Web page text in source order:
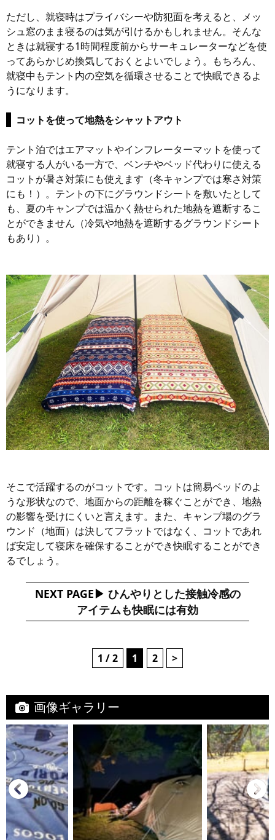
ただし、就寝時はプライバシーや防犯面を考えると、メッ
シュ窓のまま寝るのは気が引けるかもしれません。そんな
ときは就寝する1時間程度前からサーキュレーターなどを使
ってあらかじめ換気しておくとよいでしょう。もちろん、
就寝中もテント内の空気を循環させることで快眠できるよ
うになります。
コットを使って地熱をシャットアウト
テント泊ではエアマットやインフレーターマットを使って
就寝する人がいる一方で、ベンチやベッド代わりに使える
コットが暑さ対策にも使えます（冬キャンプでは寒さ対策
にも！）。テントの下にグラウンドシートを敷いたとして
も、夏のキャンプでは温かく熱せられた地熱を遮断するこ
とができません（冷気や地熱を遮断するグラウンドシート
もあり）。
そこで活躍するのがコットです。コットは簡易ベッドのよ
うな形状なので、地面からの距離を稼ぐことができ、地熱
の影響を受けにくいと言えます。また、キャンプ場のグラ
ウンド（地面）は決してフラットではなく、コットであれ
ば安定して寝床を確保することができ快眠することができ
るでしょう。
NEXT PAGE
ひんやりとした接触冷感の
アイテムも快眠には有効
1 / 2 1 2 >
画像ギャラリー